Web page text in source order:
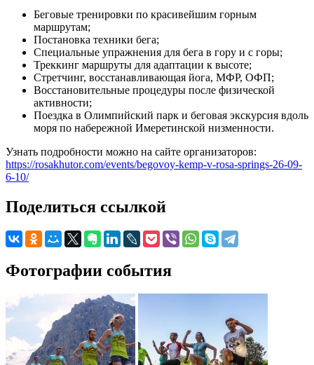
Беговые тренировки по красивейшим горным
маршрутам;
Постановка техники бега;
Специальные упражнения для бега в гору и с горы;
Треккинг маршруты для адаптации к высоте;
Стретчинг, восстанавливающая йога, МФР, ОФП;
Восстановительные процедуры после физической
активности;
Поездка в Олимпийский парк и беговая экскурсия вдоль
моря по набережной Имеретинской низменности.
Узнать подробности можно на сайте организаторов:
https://rosakhutor.com/events/begovoy-kemp-v-rosa-springs-26-09-
6-10/
Поделиться ссылкой
Фотографии события